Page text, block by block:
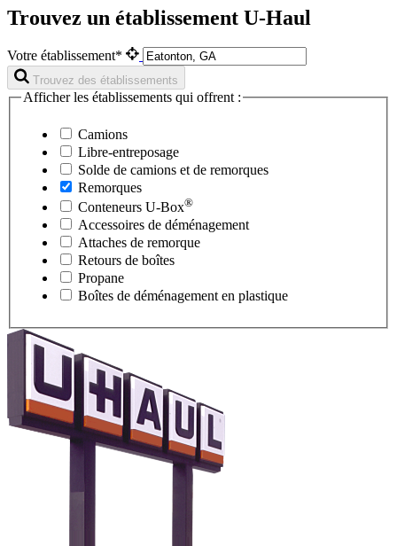
Trouvez un établissement U-Haul
Votre établissement*
Trouvez des établissements
Afficher les établissements qui offrent :
Camions
Libre-entreposage
Solde de camions et de remorques
Remorques
Conteneurs U-Box®
Accessoires de déménagement
Attaches de remorque
Retours de boîtes
Propane
Boîtes de déménagement en plastique